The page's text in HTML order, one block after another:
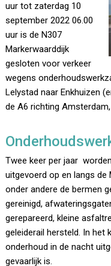
uur tot zaterdag 10
september 2022 06.00
uur is de N307
Markerwaarddijk
gesloten voor verkeer
wegens
Lelystad naar Enkhuizen
de A6 richting
Twee keer per jaar
uitgevoerd op en langs de
onder andere de bermen
gereinigd,
gerepareerd, kleine
geleiderail hersteld. In het
onderhoud in de nacht
gevaarlijk is.